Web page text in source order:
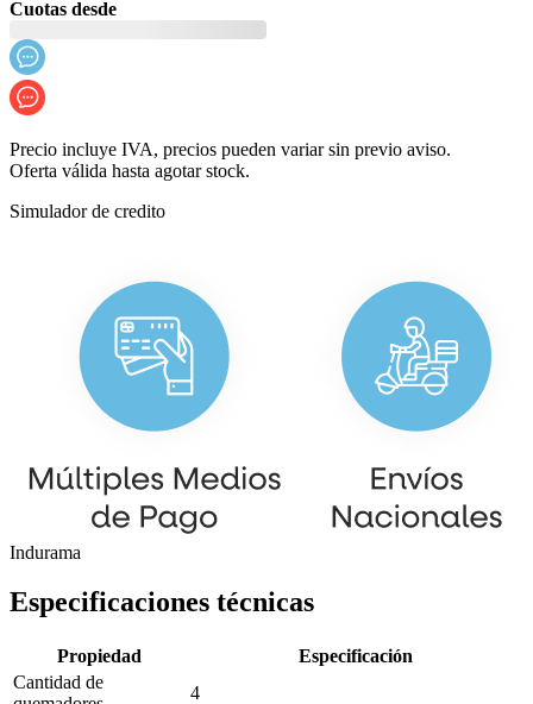
Cuotas desde
Precio incluye IVA, precios pueden variar sin previo aviso.
Oferta válida hasta agotar stock.
Simulador de credito
Indurama
Especificaciones técnicas
Propiedad
Especificación
Cantidad de
4